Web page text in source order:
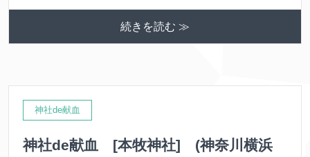
続きを読む ≫
神社de献血
神社de献血 [本牧神社] (神奈川横浜